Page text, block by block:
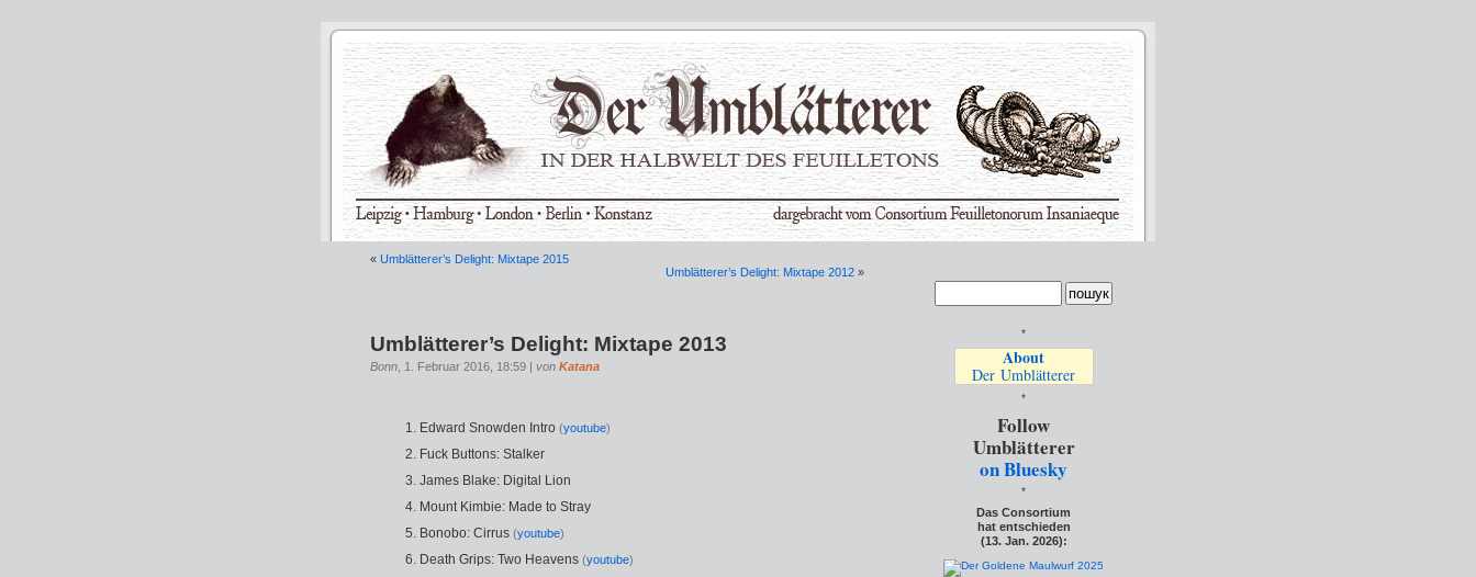
« Umblätterer’s Delight: Mixtape 2015
Umblätterer’s Delight: Mixtape 2012 »
Umblätterer’s Delight: Mixtape 2013
Bonn , 1. Februar 2016, 18:59 | von Katana
Edward Snowden Intro (youtube)
Fuck Buttons: Stalker
James Blake: Digital Lion
Mount Kimbie: Made to Stray
Bonobo: Cirrus (youtube)
Death Grips: Two Heavens (youtube)
*
About
Der Umblätterer
*
Follow
Umblätterer
on Bluesky
*
Das Consortium
hat entschieden
(13. Jan. 2026):